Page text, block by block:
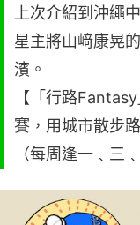
上次介紹到沖繩
星主將山﨑康晃
濱。
【「行路
賽，用城市散步
（每周逢一﹑三